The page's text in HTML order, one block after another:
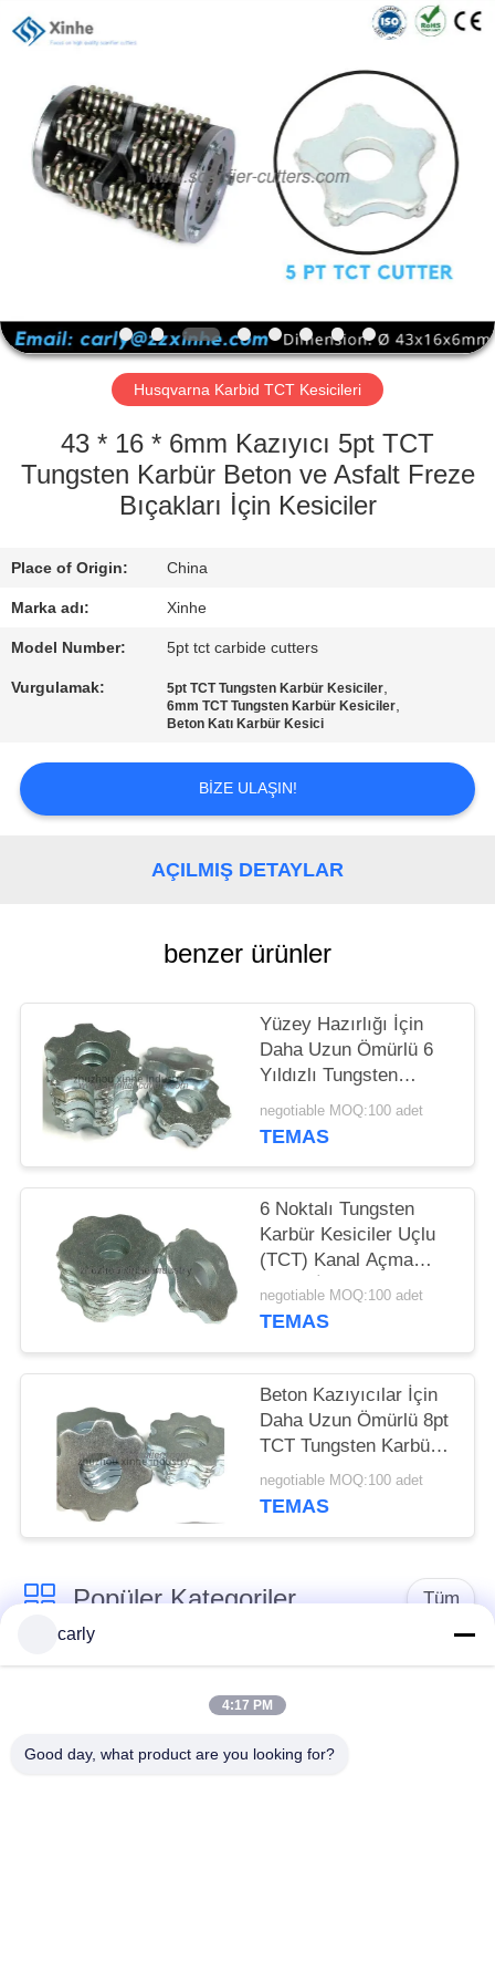
EVDE
ÜRÜN
BIZIM
HAKKIMIZDA
FABRIKA
TURU
KONTROLÜ
BIZIMLE
İLETIŞIM
DAVALAR
SITE
HARITASI
GIZLILIK
POLITIKASI
Industry
Co.,
Husqvarna Karbid TCT Kesicileri
43 * 16 * 6mm Kazıyıcı 5pt TCT
Tungsten Karbür Beton ve Asfalt Freze
Bıçakları İçin Kesiciler
Place of Origin: China
Marka adı: Xinhe
Model Number: 5pt tct carbide cutters
Vurgulamak: 5pt TCT Tungsten Karbür Kesiciler,
6mm TCT Tungsten Karbür Kesiciler,
Beton Katı Karbür Kesici
BIZE ULAŞIN!
AÇILMIŞ DETAYLAR
benzer ürünler
Yüzey Hazırlığı İçin
Daha Uzun Ömürlü 6
Yıldızlı Tungsten
Karbür Kesiciler Uçlu
(TCT) Kazıyıcı
negotiable MOQ:100 adet
TEMAS
6 Noktalı Tungsten
Karbür Kesiciler Uçlu
(TCT) Kanal Açma
Yolları İçin Kazıyıcı
Kesiciler
negotiable MOQ:100 adet
TEMAS
Beton Kazıyıcılar İçin
Daha Uzun Ömürlü 8pt
TCT Tungsten Karbür
Kesiciler Yüzey
Hazırlığı
negotiable MOQ:100 adet
TEMAS
Popüler Kategoriler Tüm
Kazıyıcı Kesiciler Çakmak Çubuk
Aralıklayıcılar
Sikatör PCD kesiciler
carly
4:17 PM
Good day, what product are you looking for?